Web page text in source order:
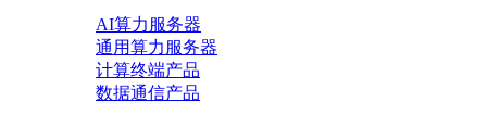
AI算力服务器
通用算力服务器
计算终端产品
数据通信产品